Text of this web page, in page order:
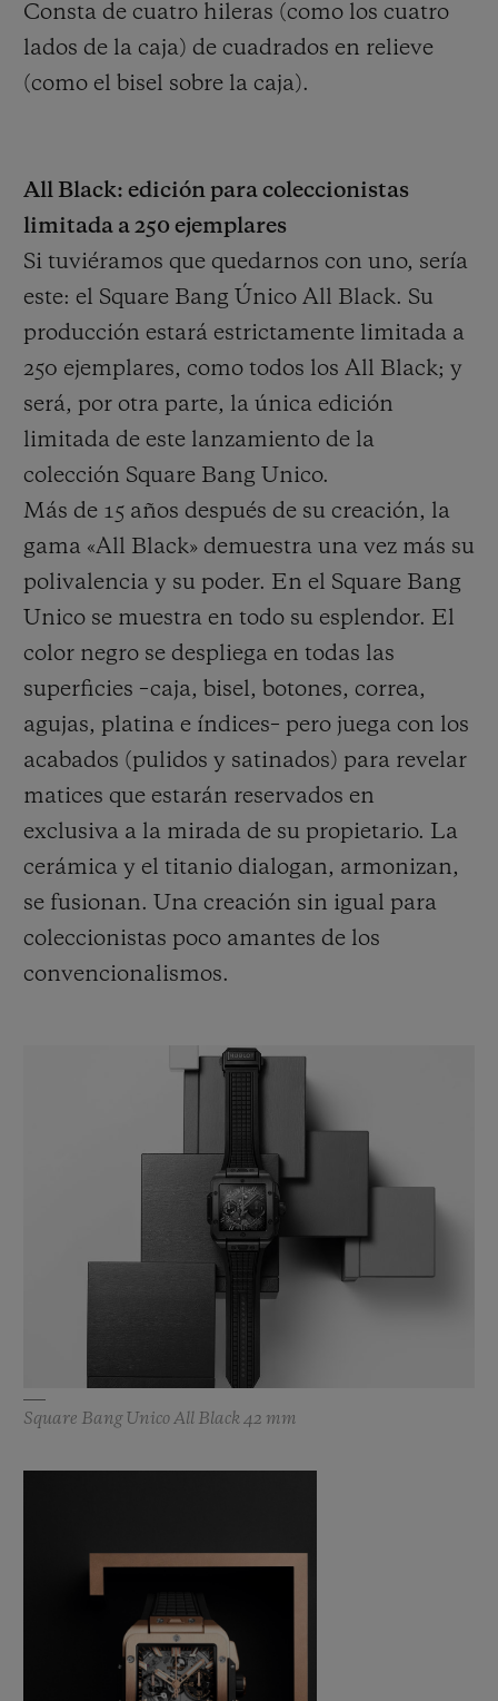
Consta de cuatro hileras (como los cuatro
lados de la caja) de cuadrados en relieve
(como el bisel sobre la caja).
All Black: edición para coleccionistas
limitada a 250 ejemplares
Si tuviéramos que quedarnos con uno, sería
este: el Square Bang Único All Black. Su
producción estará estrictamente limitada a
250 ejemplares, como todos los All Black; y
será, por otra parte, la única edición
limitada de este lanzamiento de la
colección Square Bang Unico.
Más de 15 años después de su creación, la
gama «All Black» demuestra una vez más su
polivalencia y su poder. En el Square Bang
Unico se muestra en todo su esplendor. El
color negro se despliega en todas las
superficies –caja, bisel, botones, correa,
agujas, platina e índices– pero juega con los
acabados (pulidos y satinados) para revelar
matices que estarán reservados en
exclusiva a la mirada de su propietario. La
cerámica y el titanio dialogan, armonizan,
se fusionan. Una creación sin igual para
coleccionistas poco amantes de los
convencionalismos.
Square Bang Unico All Black 42 mm